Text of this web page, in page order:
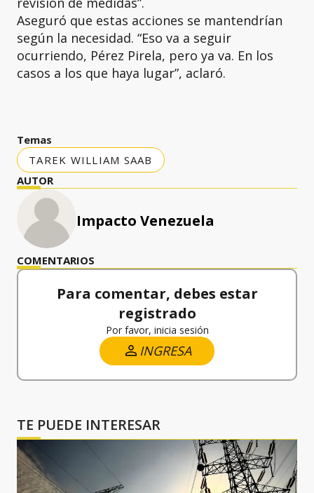
Aseguró que estas acciones se mantendrían
según la necesidad. “Eso va a seguir
ocurriendo, Pérez Pirela, pero ya va. En los
casos a los que haya lugar”, aclaró.
Temas
TAREK WILLIAM SAAB
AUTOR
Impacto Venezuela
COMENTARIOS
Para comentar, debes estar
registrado
Por favor, inicia sesión
INGRESA
TE PUEDE INTERESAR